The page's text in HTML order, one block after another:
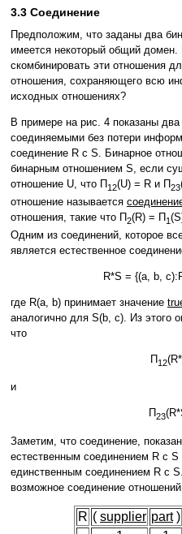
3.3 Соединение
Предположим, что заданы два
имеется некоторый общий
скомбинировать эти отношения
отношения, сохраняющего всю
исходных отношениях?
В примере на рис. 4 показаны
соединяемыми без потери
соединение R с S. Бинарное
бинарным отношением S, если
отношение U, что Π12(U) = R и Π23
отношение называется
отношения, такие что Π2(R) = Π1
Одним из соединений, которое
является естественное
R*S = {(a, b,
где R(a, b) принимает значение
аналогично для S(b, c). Из этого
что
Π12
и
Π23
Заметим, что соединение,
естественным соединением R с
единственным соединением R с
возможное соединение отношений
R ( supplier part)